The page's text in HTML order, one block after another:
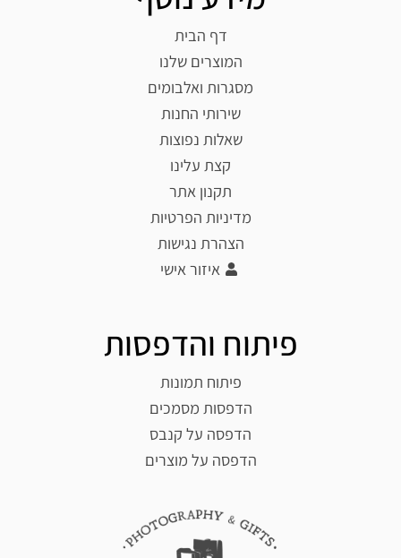
דף הבית
המוצרים שלנו
מסגרות ואלבומים
שירותי החנות
שאלות נפוצות
קצת עלינו
תקנון אתר
מדיניות הפרטיות
הצהרת נגישות
איזור אישי
פיתוח והדפסות
פיתוח תמונות
הדפסות מסמכים
הדפסה על קנבס
הדפסה על מוצרים